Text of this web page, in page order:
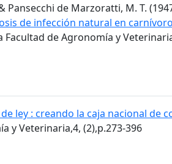
Pansecchi de Marzoratti, M. T.
de infección natural en
Facultad de Agronomía y
ley : creando la caja nacional de
y Veterinaria,4, (2),p.273-396